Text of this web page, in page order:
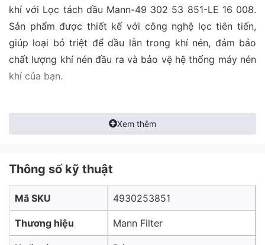
khí với Lọc tách dầu Mann-49 302 53 851-LE 16 008.
Sản phẩm được thiết kế với công nghệ lọc tiên tiến,
giúp loại bỏ triệt để dầu lẫn trong khí nén, đảm bảo
chất lượng khí nén đầu ra và bảo vệ hệ thống máy nén
khí của bạn.
Xem thêm
Thông số kỹ thuật
Mã SKU 4930253851
Thương hiệu Mann Filter